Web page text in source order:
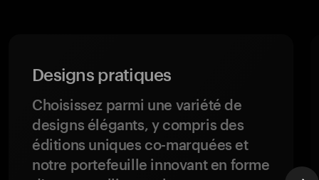
Designs pratiques
Choisissez parmi une variété de
designs élégants, y compris des
éditions uniques co-marquées et
notre portefeuille innovant en forme